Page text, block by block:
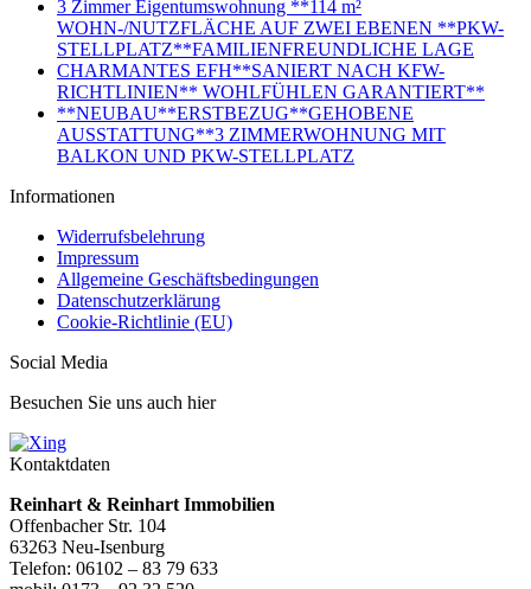
3 Zimmer Eigentumswohnung **114 m²
WOHN-/NUTZFLÄCHE AUF ZWEI EBENEN **PKW-
STELLPLATZ**FAMILIENFREUNDLICHE LAGE
CHARMANTES EFH**SANIERT NACH KFW-
RICHTLINIEN** WOHLFÜHLEN GARANTIERT**
**NEUBAU**ERSTBEZUG**GEHOBENE
AUSSTATTUNG**3 ZIMMERWOHNUNG MIT
BALKON UND PKW-STELLPLATZ
Informationen
Widerrufsbelehrung
Impressum
Allgemeine Geschäftsbedingungen
Datenschutzerklärung
Cookie-Richtlinie (EU)
Social Media
Besuchen Sie uns auch hier
Kontaktdaten
Reinhart & Reinhart Immobilien
Offenbacher Str. 104
63263 Neu-Isenburg
Telefon: 06102 – 83 79 633